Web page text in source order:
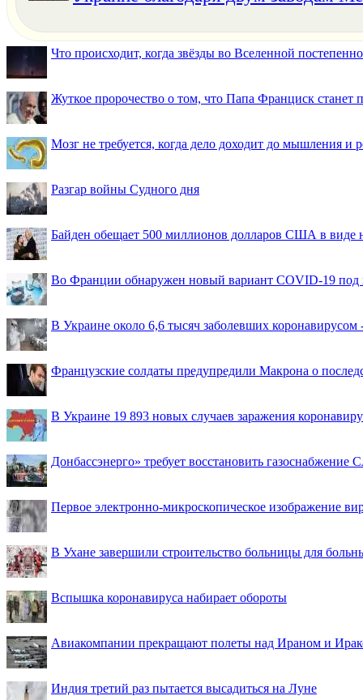
Что происходит, когда звёзды во Вселенной
Жуткое пророчество о том, что Папа Франциск
Мозг не требуется, когда дело доходит до мышления и
Разгар войны Судного дня
Байден обещает 500 миллионов долларов США в
Во Франции обнаружен новый вариант COVID-19 под
В Украине около 6,6 тысяч заболевших коронавирусом
Французские солдаты предупредили Макрона о
В Украине 19 893 новых случаев заражения
Донбассэнерго» требует восстановить газоснабжение
Первое электронно-микроскопическое изображение
В Ухане завершили строительство больницы для
Вспышка коронавируса набирает обороты
Авиакомпании прекращают полеты над Ираном и
Индия третий раз пытается высадиться на Луне